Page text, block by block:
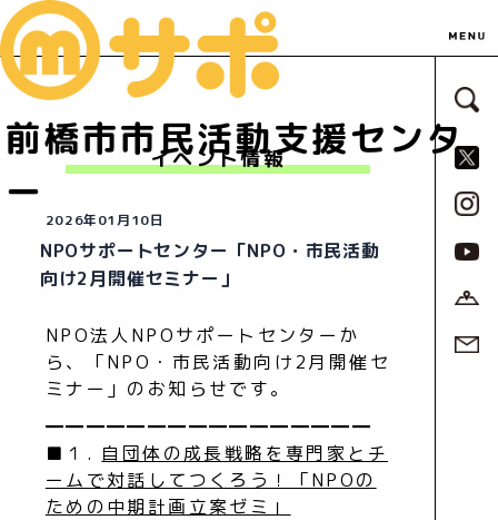
前橋市市民活動支援センタ
ー
サ
イベント情報
2026年01月10日
NPOサポートセンター「NPO・市民活動
向け2月開催セミナー」
NPO法人NPOサポートセンターか
ら、「NPO・市民活動向け2月開催セ
ミナー」のお知らせです。
━━━━━━━━━━━━━━━━
■１. 自団体の成長戦略を専門家とチ
ームで対話してつくろう！「NPOの
ための中期計画立案ゼミ」